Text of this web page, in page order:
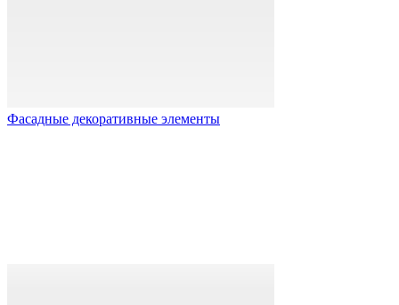
Фасадные декоративные элементы